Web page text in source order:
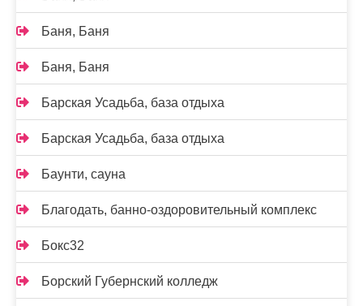
Баня, Баня
Баня, Баня
Барская Усадьба, база отдыха
Барская Усадьба, база отдыха
Баунти, сауна
Благодать, банно-оздоровительный комплекс
Бокс32
Борский Губернский колледж